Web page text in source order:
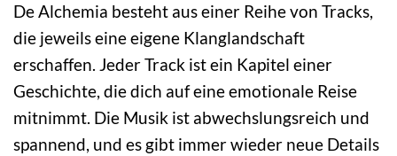
De Alchemia besteht aus einer Reihe von Tracks,
die jeweils eine eigene Klanglandschaft
erschaffen. Jeder Track ist ein Kapitel einer
Geschichte, die dich auf eine emotionale Reise
mitnimmt. Die Musik ist abwechslungsreich und
spannend, und es gibt immer wieder neue Details